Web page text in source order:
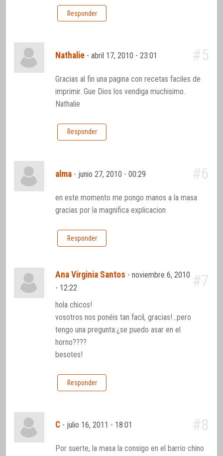
Responder
Nathalie -abril 17, 2010 - 23:01 #5
Gracias al fin una pagina con recetas faciles de
imprimir. Gue Dios los vendiga muchisimo.
Nathalie
Responder
alma - junio 27, 2010 - 00:29 #6
en este momento me pongo manos a la masa
gracias por la magnifica explicacion
Responder
Ana Virginia Santos -noviembre 6, 2010
- 12:22
#7
hola chicos!
vosotros nos ponéis tan facil, gracias!…pero
tengo una pregunta:¿se puedo asar en el
horno????
besotes!
Responder
C - julio 16, 2011 - 18:01 #8
Por suerte, la masa la consigo en el barrio chino